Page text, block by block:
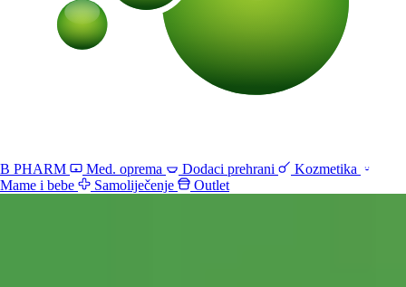
B PHARM Med. oprema Dodaci prehrani
Kozmetika
Mame i bebe
Samoliječenje Outlet